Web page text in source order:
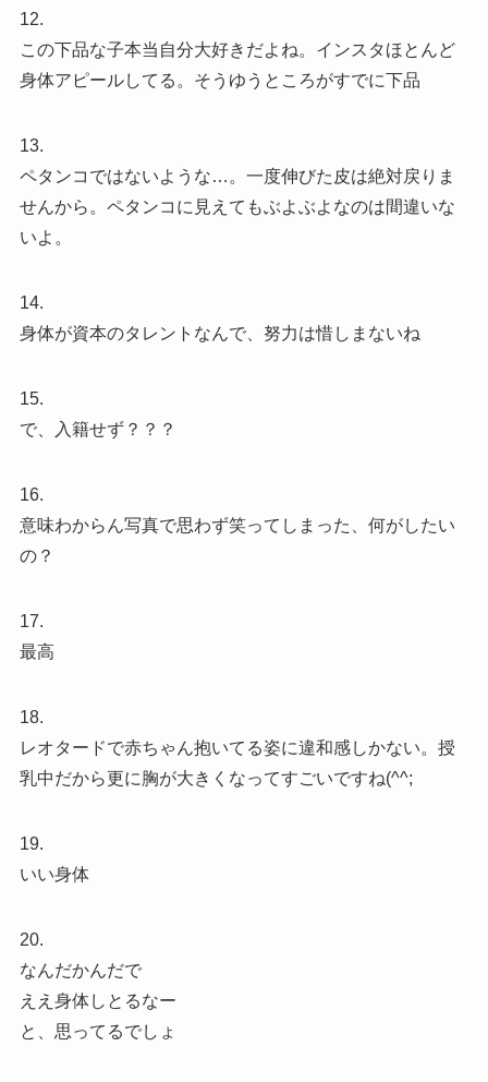
12.
この下品な子本当自分大好きだよね。インスタほとんど
身体アピールしてる。そうゆうところがすでに下品
13.
ペタンコではないような…。一度伸びた皮は絶対戻りま
せんから。ペタンコに見えてもぶよぶよなのは間違いな
いよ。
14.
身体が資本のタレントなんで、努力は惜しまないね
15.
で、入籍せず？？？
16.
意味わからん写真で思わず笑ってしまった、何がしたい
の？
17.
最高
18.
レオタードで赤ちゃん抱いてる姿に違和感しかない。授
乳中だから更に胸が大きくなってすごいですね(^^;
19.
いい身体
20.
なんだかんだで
ええ身体しとるなー
と、思ってるでしょ